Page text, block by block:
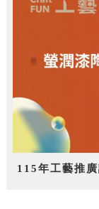
115年工藝推